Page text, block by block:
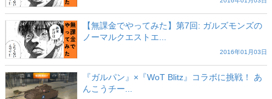
【無課金でやってみた】第7回: ガルズモンズの
ノーマルクエストエ...
2016年01月03日
『ガルパン』×『WoT Blitz』コラボに挑戦！ あ
んこうチー...